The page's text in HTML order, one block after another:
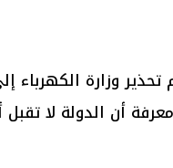
وزارة الكهرباء
أن الدولة لا